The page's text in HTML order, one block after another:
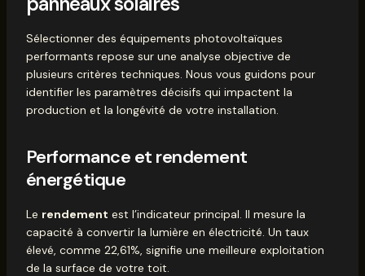
Sélectionner des équipements photovoltaïques
performants repose sur une analyse objective de
plusieurs critères techniques. Nous vous guidons pour
identifier les paramètres décisifs qui impactent la
production et la longévité de votre installation.
Performance et rendement
énergétique
Le rendement est l’indicateur principal. Il mesure la
capacité à convertir la lumière en électricité. Un taux
élevé, comme 22,61%, signifie une meilleure exploitation
de la surface de votre toit.